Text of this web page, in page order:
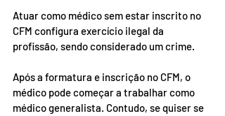
Atuar como médico sem estar inscrito no
CFM configura exercício ilegal da
profissão, sendo considerado um crime.
Após a formatura e inscrição no CFM, o
médico pode começar a trabalhar como
médico generalista. Contudo, se quiser se